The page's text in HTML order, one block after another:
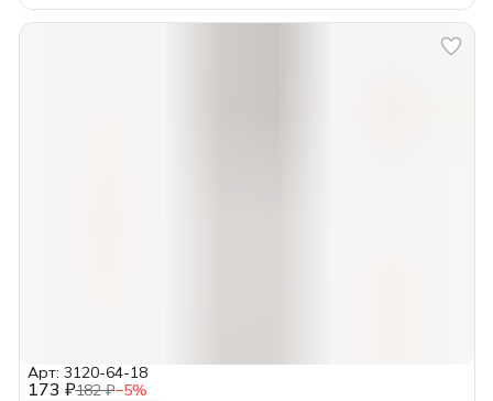
173 ₽182 ₽−5%
Арт: 3120-64-18